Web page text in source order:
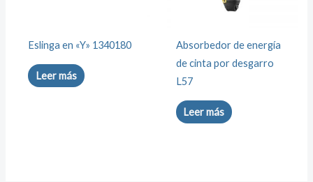
Eslinga en «Y» 1340180
Leer más
Absorbedor de energía
de cinta por desgarro
L57
Leer más